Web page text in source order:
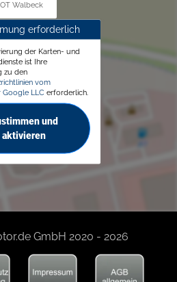
Walbeck
erforderlich
der Karten- und
ist Ihre
zu den
vom
Google LLC erforderlich.
und
aktivieren
GmbH 2020 - 2026